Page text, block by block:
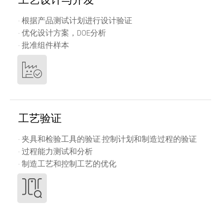
· 根据产品测试计划进行设计验证
· 优化设计方案，DOE分析
· 批准组件样本
工艺验证
· 夹具和检验工具的验证·控制计划和制造过程的验证
· 过程能力测试和分析
· 制造工艺和控制工艺的优化